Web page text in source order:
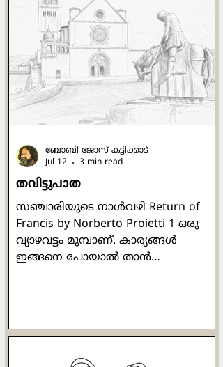
സഹിക്കാന്‍ വയ്യാതെ ഞാന്‍ പുറത്ത്
കൂടെ നടക്കുമ്പോള്‍
ജനലിനരികിലേക്ക് ഒരു കല്ല് വീഴുന്ന
ശബ്ദം കേട്ടു. ആ വശത്തേക്ക്
നോക്കിയപ്പോള്‍ വീണ്ടുമതാ കല്ലിനു
പകരം ഒരു മരക്കഷണം മുകളിലേക്ക്
തവിട്ടുപാത
സഞ്ചാരിയുടെ നാള്‍വഴി Return of
Francis by Norberto Proietti 1 ഒരു
വ്യാഴവട്ടം മുമ്പാണ്. കാര്യങ്ങള്‍
ഇങ്ങനെ പോയാല്‍ താന്‍
നടക്കുകയാണ്. കാര്യങ്ങള്‍
'അപകട'ത്തിലേക്കു
ബോബി ജോസ് കട്ടിക്കാട്
Jul 12
3 min read